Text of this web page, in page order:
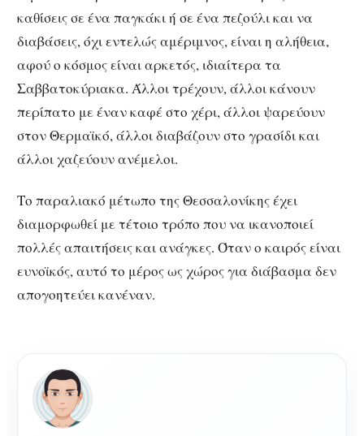
καθίσεις σε ένα παγκάκι ή σε ένα πεζούλι και να
διαβάσεις, όχι εντελώς αμέριμνος, είναι η αλήθεια,
αφού ο κόσμος είναι αρκετός, ιδιαίτερα τα
Σαββατοκύριακα. Άλλοι τρέχουν, άλλοι κάνουν
περίπατο με έναν καφέ στο χέρι, άλλοι ψαρεύουν
στον Θερμαϊκό, άλλοι διαβάζουν στο γρασίδι και
άλλοι χαζεύουν ανέμελοι.
Το παραλιακό μέτωπο της Θεσσαλονίκης έχει
διαμορφωθεί με τέτοιο τρόπο που να ικανοποιεί
πολλές απαιτήσεις και ανάγκες. Όταν ο καιρός είναι
ευνοϊκός, αυτό το μέρος ως χώρος για διάβασμα δεν
απογοητεύει κανέναν.